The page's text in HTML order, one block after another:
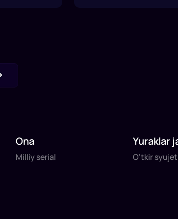
Milliy serial
daq
Ona
Milliy serial
O'tkir
daq
Yuraklar
O'tkir